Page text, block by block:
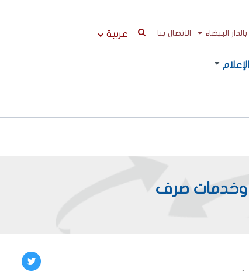
البيضاء الاتصال بنا عربية
متكاملة وخدمات صرف